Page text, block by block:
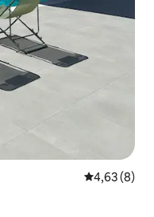
4,63 (8)